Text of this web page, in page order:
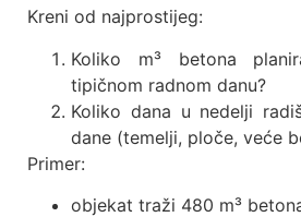
Kreni od najprostijeg:
Koliko m³ betona
tipičnom radnom danu?
Koliko dana u nedelji
dane (temelji, ploče, veće
Primer:
objekat traži 480 m³